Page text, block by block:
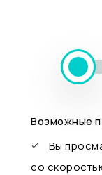
Возможные
Вы
со